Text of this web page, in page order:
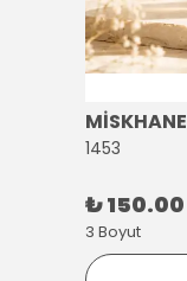
MİSKHANE
1453
₺ 150.00
3 Boyut